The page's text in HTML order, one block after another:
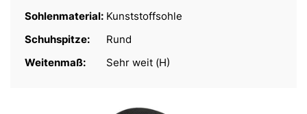
Sohlenmaterial: Kunststoffsohle
Schuhspitze:
Rund
Weitenmaß:
Sehr weit (H)